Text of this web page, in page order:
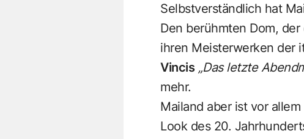
Selbstverständlich hat
Den berühmten Dom,
ihren Meisterwerken der
Vincis „Das letzte
mehr.
Mailand aber ist vor
Look des 20.